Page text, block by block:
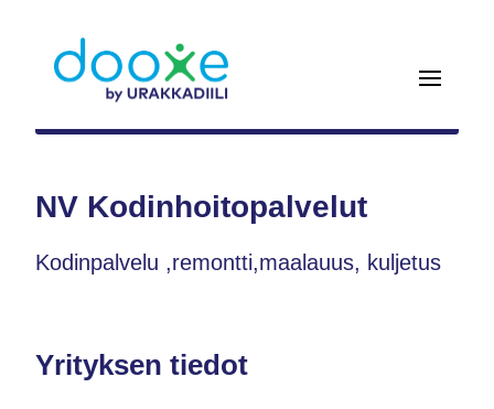
NV Kodinhoitopalvelut
Kodinpalvelu ,remontti,maalauus, kuljetus
Yrityksen tiedot